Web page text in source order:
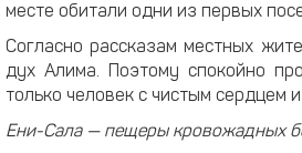
месте обитали одни из первых
Согласно рассказам местных
дух Алима. Поэтому спокойно
только человек с чистым сердцем
Ени-Сала — пещеры кровожадных